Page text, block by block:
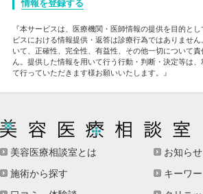
情報を登録する
『本サービスは、医療機関・医師情報の提供を目的と
ビスにおける情報提供・返答は診療行為ではありませ
いて、正確性、完全性、有益性、その他一切について
ん。提供した情報を用いて行う行動・判断・決定等は
て行っていただきます様お願いいたします。』
美容医療相談室とは
お知らせ
施術から探す
キーワ